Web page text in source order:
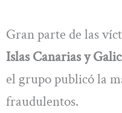
Gran parte de las
Islas Canarias y
el grupo publicó la
fraudulentos.